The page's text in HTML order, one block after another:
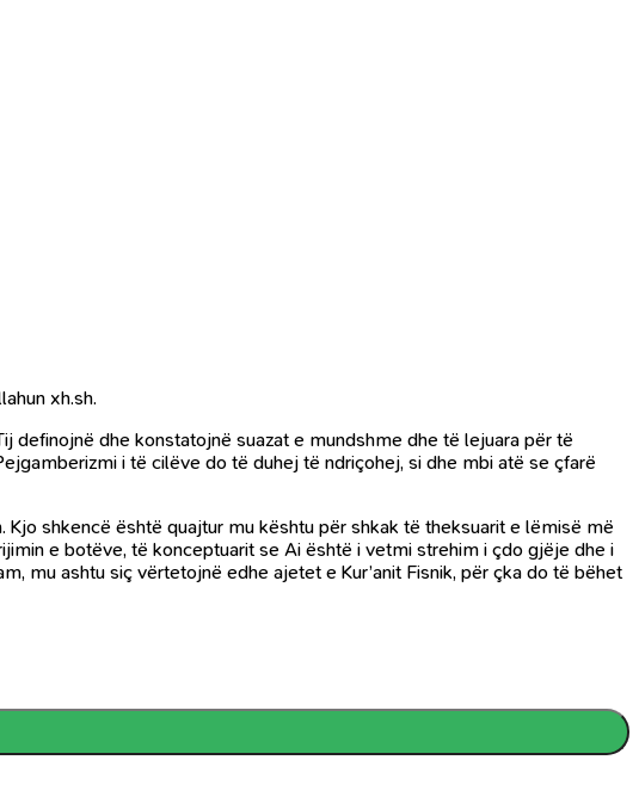
xh.sh.
dhe konstatojnë suazat e mundshme dhe të lejuara për të
i të cilëve do të duhej të ndriçohej, si dhe mbi atë se çfarë
shkencë është quajtur mu kështu për shkak të theksuarit e lëmisë më
e botëve, të konceptuarit se Ai është i vetmi strehim i çdo gjëje dhe i
mu ashtu siç vërtetojnë edhe ajetet e Kur’anit Fisnik, për çka do të bëhet